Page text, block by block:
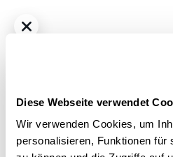
Diese Webseite verwendet
Wir verwenden Cookies, um
personalisieren, Funktionen für